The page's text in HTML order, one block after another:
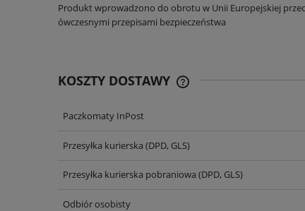
Produkt wprowadzono do obrotu w Unii Europejskiej
ówczesnymi przepisami bezpieczeństwa
KOSZTY DOSTAWY
CENA NIE ZAWIERA
Paczkomaty InPost
Przesyłka kurierska (DPD, GLS)
Przesyłka kurierska pobraniowa (DPD, GLS)
Odbiór osobisty